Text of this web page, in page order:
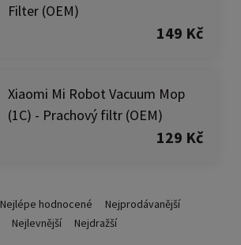
Filter (OEM)
149 Kč
Xiaomi Mi Robot Vacuum Mop
(1C) - Prachový filtr (OEM)
129 Kč
Nejlépe hodnocené
Nejprodávanější
Nejlevnější
Nejdražší